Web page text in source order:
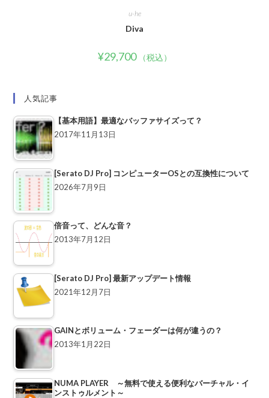
u-he
Diva
¥29,700 （税込）
人気記事
【基本用語】最適なバッファサイズって？
2017年11月13日
[Serato DJ Pro] コンピューターOSとの互換性について
2026年7月9日
倍音って、どんな音？
2013年7月12日
[Serato DJ Pro] 最新アップデート情報
2021年12月7日
GAINとボリューム・フェーダーは何が違うの？
2013年1月22日
NUMA PLAYER ～無料で使える便利なバーチャル・イ
ンストゥルメント～